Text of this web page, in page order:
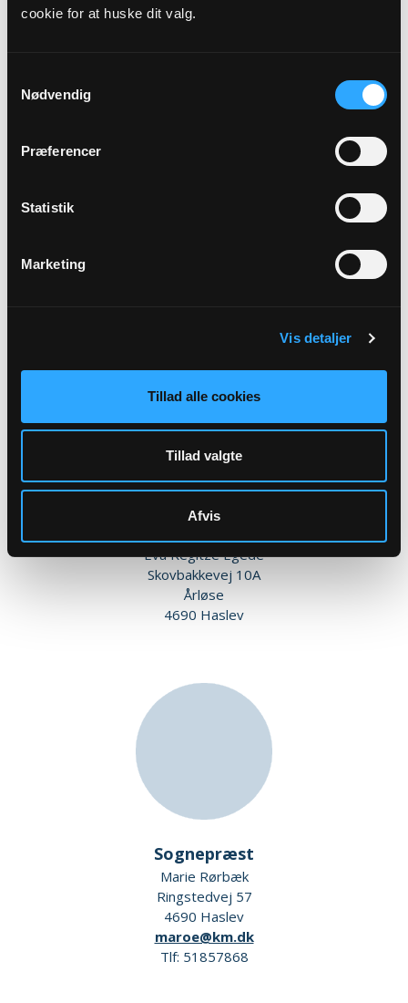
cookie for at huske dit valg.
Nødvendig
Præferencer
Statistik
Marketing
Vis detaljer
Tillad alle cookies
Tillad valgte
Afvis
Kasserer, Medlem af valgbestyrelsen
Eva Regitze Egede
Skovbakkevej 10A
Årløse
4690 Haslev
Sognepræst
Marie Rørbæk
Ringstedvej 57
4690 Haslev
maroe@km.dk
Tlf: 51857868